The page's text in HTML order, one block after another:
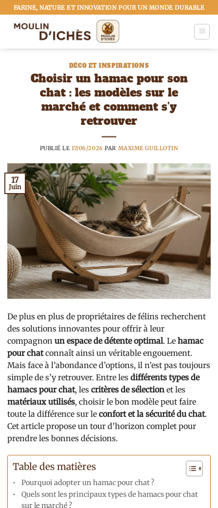
Passer
au
contenu
FARINE, NATURE ET INNOVATION POUR UN MONDE DURABLE
DÉCO ET INSPIRATIONS
Choisir un hamac pour son
chat : les modèles sur le
marché et comment s’y
retrouver
PUBLIÉ LE17/06/2026 PAR MAXIME GUILLOTIN
17
Juin
De plus en plus de propriétaires de félins recherchent
des solutions innovantes pour offrir à leur
compagnon un espace de détente optimal. Le hamac
pour chatconnaît ainsi un véritable engouement.
Mais face à l’abondance d’options, il n’est pas toujours
simple de s’y retrouver. Entre les différents types de
hamacs pour chat, les critères de sélection et les
matériaux utilisés, choisir le bon modèle peut faire
toute la différence sur le confort et la sécurité du chat.
Cet article propose un tour d’horizon complet pour
prendre les bonnes décisions.
Table des matières
Pourquoi adopter un hamac pour chat ?
Quels sont les principaux types de hamacs pour chat
sur le marché ?